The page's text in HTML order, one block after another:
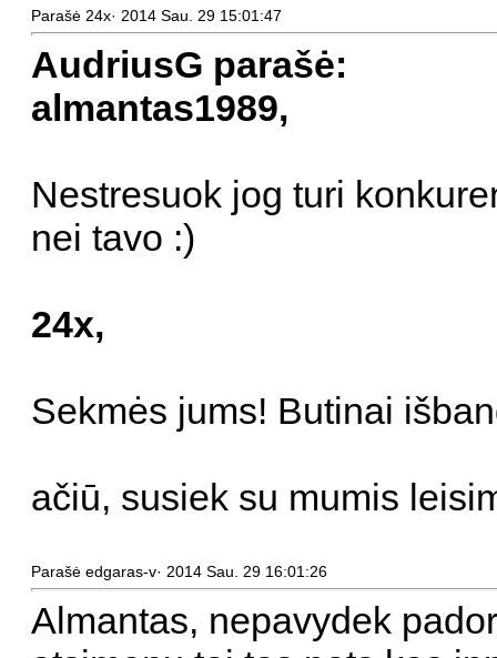
Parašė 24x· 2014 Sau. 29 15:01:47
AudriusG parašė:
almantas1989,
Nestresuok jog turi
nei tavo :)
24x,
Sekmės jums! Butinai
ačiū, susiek su mumis
Parašė edgaras-v· 2014 Sau. 29 16:01:26
Almantas, nepavydek